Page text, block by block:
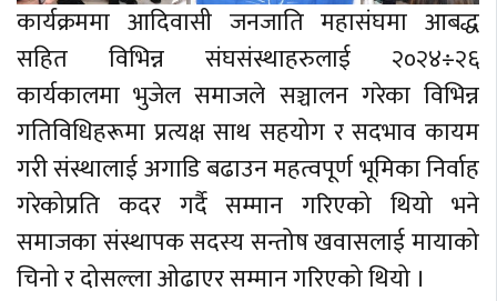
कार्यक्रममा आदिवासी जनजाति महासंघमा आबद्ध
सहित विभिन्न संघसंस्थाहरुलाई २०२४÷२६
कार्यकालमा भुजेल समाजले सञ्चालन गरेका विभिन्न
गतिविधिहरूमा प्रत्यक्ष साथ सहयोग र सदभाव कायम
गरी संस्थालाई अगाडि बढाउन महत्वपूर्ण भूमिका निर्वाह
गरेकोप्रति कदर गर्दै सम्मान गरिएको थियो भने
समाजका संस्थापक सदस्य सन्तोष खवासलाई मायाको
चिनो र दोसल्ला ओढाएर सम्मान गरिएको थियो ।